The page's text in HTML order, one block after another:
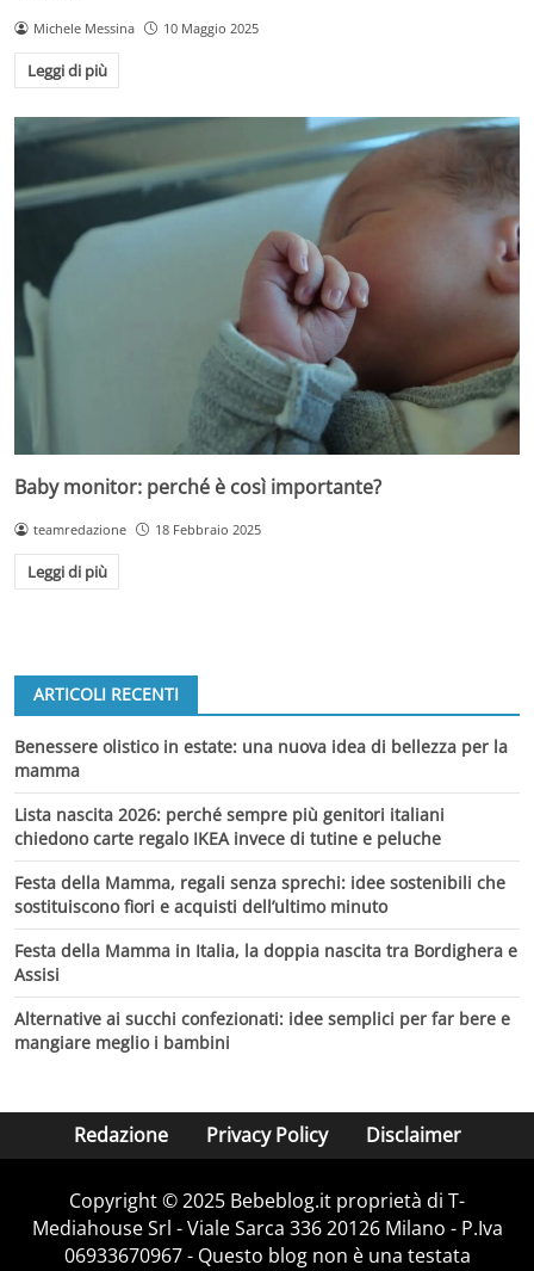
Michele Messina 10 Maggio 2025
Leggi di più
Baby monitor: perché è così importante?
teamredazione 18 Febbraio 2025
Leggi di più
ARTICOLI RECENTI
Benessere olistico in estate: una nuova idea di bellezza per la
mamma
Lista nascita 2026: perché sempre più genitori italiani
chiedono carte regalo IKEA invece di tutine e peluche
Festa della Mamma, regali senza sprechi: idee sostenibili che
sostituiscono fiori e acquisti dell’ultimo minuto
Festa della Mamma in Italia, la doppia nascita tra Bordighera e
Assisi
Alternative ai succhi confezionati: idee semplici per far bere e
mangiare meglio i bambini
Redazione Privacy Policy Disclaimer
Copyright © 2025 Bebeblog.it proprietà di T-
Mediahouse Srl - Viale Sarca 336 20126 Milano - P.Iva
06933670967 - Questo blog non è una testata